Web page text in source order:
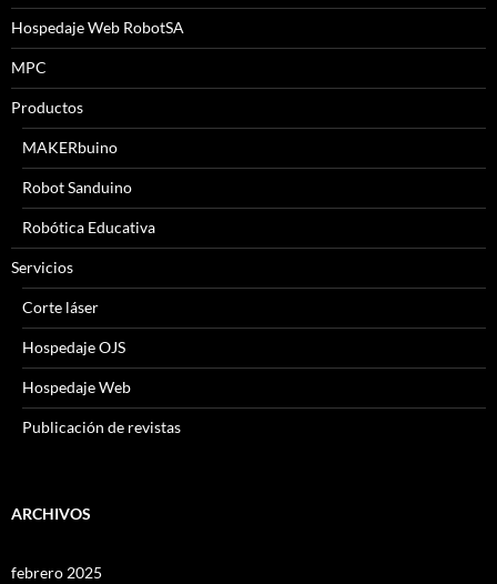
Hospedaje Web RobotSA
MPC
Productos
MAKERbuino
Robot Sanduino
Robótica Educativa
Servicios
Corte láser
Hospedaje OJS
Hospedaje Web
Publicación de revistas
ARCHIVOS
febrero 2025